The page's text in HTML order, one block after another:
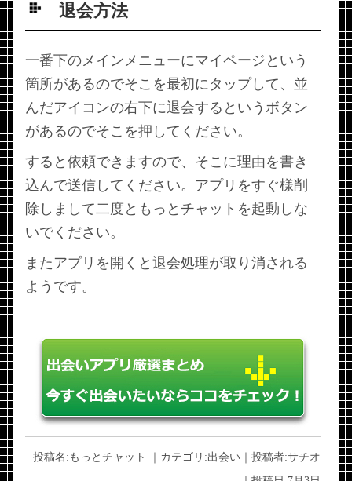
退会方法
一番下のメインメニューにマイページという
箇所があるのでそこを最初にタップして、並
んだアイコンの右下に退会するというボタン
があるのでそこを押してください。
すると依頼できますので、そこに理由を書き
込んで送信してください。アプリをすぐ様削
除しまして二度ともっとチャットを起動しな
いでください。
またアプリを開くと退会処理が取り消される
ようです。
投稿名:もっとチャット ｜カテゴリ:出会い ｜投稿者:サチオ